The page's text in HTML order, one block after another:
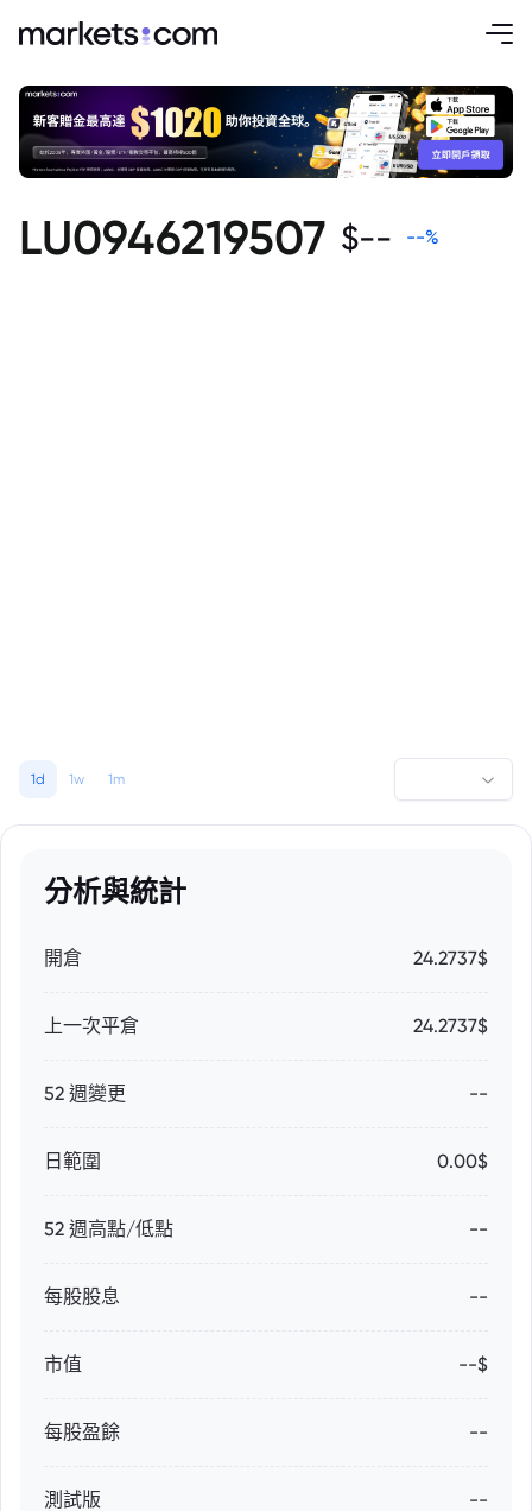
LU0946219507 $-- --%
1d 1w 1m
分析與統計
開倉 24.2737$
上一次平倉 24.2737$
52 週變更 --
日範圍 0.00$
52 週高點/低點 --
每股股息 --
市值 --$
每股盈餘 --
測試版 --